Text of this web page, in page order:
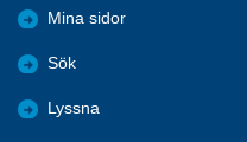
Mina sidor
Sök
Lyssna